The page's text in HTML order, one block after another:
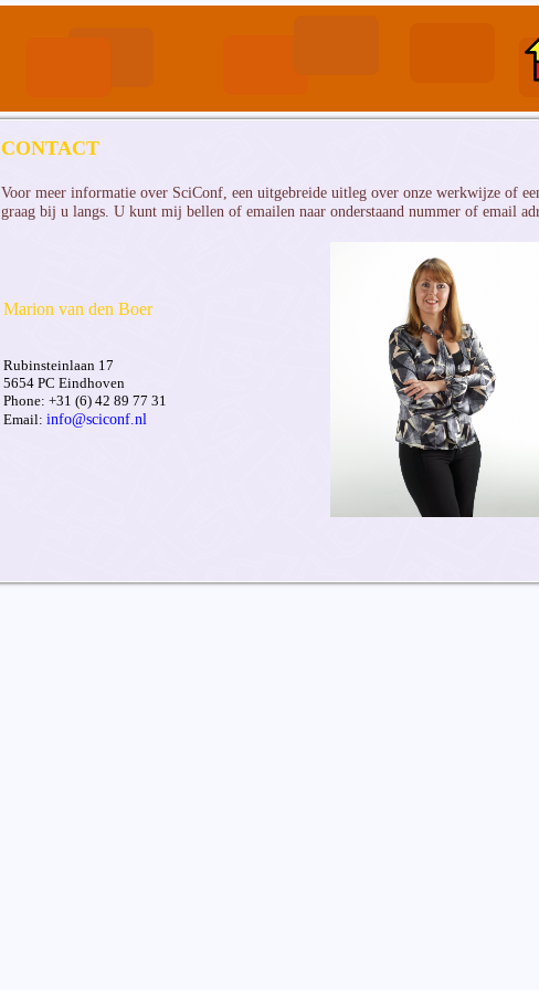
CONTACT
Voor meer informatie over SciConf, een uitgebreide uitleg over onze werkwijze of
graag bij u langs. U kunt mij bellen of emailen naar onderstaand nummer of email
Marion van den Boer
Rubinsteinlaan 17
5654 PC Eindhoven
Phone: +31 (6) 42 89 77 31
Email: info@sciconf.nl